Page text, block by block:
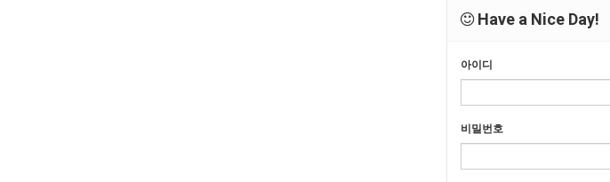
Have a Nice Day!
아이디
비밀번호